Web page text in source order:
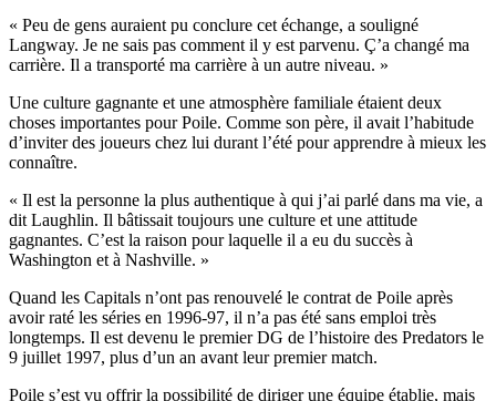
« Peu de gens auraient pu conclure cet échange, a souligné
Langway. Je ne sais pas comment il y est parvenu. Ç’a changé ma
carrière. Il a transporté ma carrière à un autre niveau. »
Une culture gagnante et une atmosphère familiale étaient deux
choses importantes pour Poile. Comme son père, il avait l’habitude
d’inviter des joueurs chez lui durant l’été pour apprendre à mieux les
connaître.
« Il est la personne la plus authentique à qui j’ai parlé dans ma vie, a
dit Laughlin. Il bâtissait toujours une culture et une attitude
gagnantes. C’est la raison pour laquelle il a eu du succès à
Washington et à Nashville. »
Quand les Capitals n’ont pas renouvelé le contrat de Poile après
avoir raté les séries en 1996-97, il n’a pas été sans emploi très
longtemps. Il est devenu le premier DG de l’histoire des Predators le
9 juillet 1997, plus d’un an avant leur premier match.
Poile s’est vu offrir la possibilité de diriger une équipe établie, mais